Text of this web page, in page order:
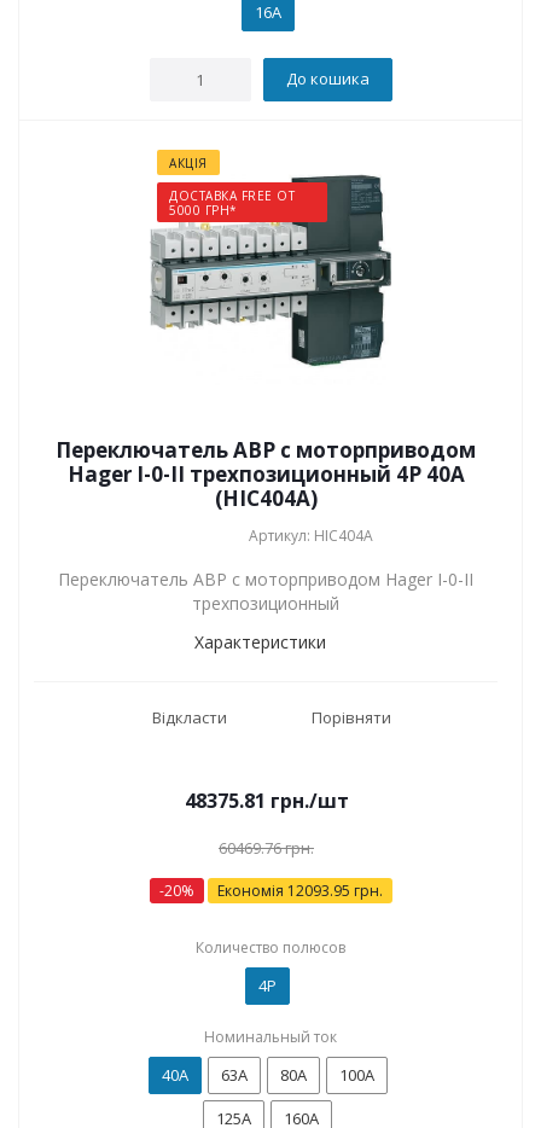
16А
До кошика
АКЦІЯ
ДОСТАВКА FREE ОТ
5000 ГРН*
Переключатель АВР с моторприводом
Hager I-0-II трехпозиционный 4P 40А
(HIC404A)
Артикул: HIC404A
Переключатель АВР с моторприводом Hager I-0-II
трехпозиционный
Характеристики
Відкласти Порівняти
48375.81 грн./шт
60469.76грн.
-20% Економія 12093.95 грн.
Количество полюсов
4P
Номинальный ток
40А 63А 80А
100А
125А
160А